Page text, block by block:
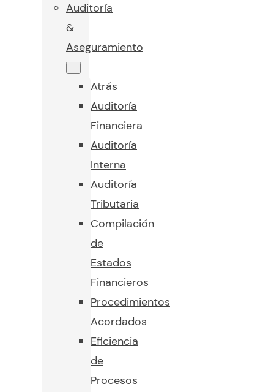
Auditoría
&
Aseguramiento
Atrás
Auditoría
Financiera
Auditoría
Interna
Auditoría
Tributaria
Compilación
de
Estados
Financieros
Procedimientos
Acordados
Eficiencia
de
Procesos